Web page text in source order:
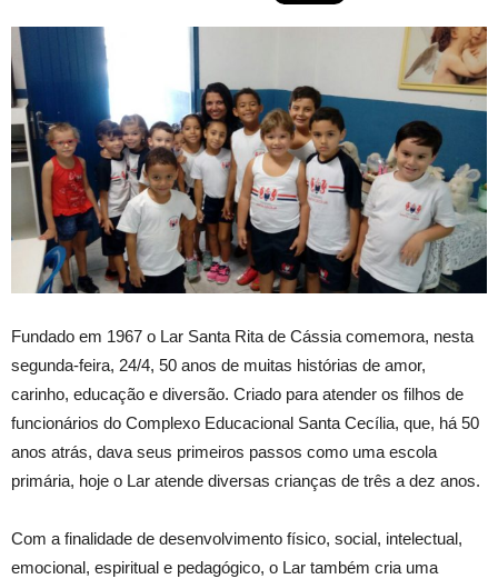
Fundado em 1967 o Lar Santa Rita de Cássia comemora, nesta
segunda-feira, 24/4, 50 anos de muitas histórias de amor,
carinho, educação e diversão. Criado para atender os filhos de
funcionários do Complexo Educacional Santa Cecília, que, há 50
anos atrás, dava seus primeiros passos como uma escola
primária, hoje o Lar atende diversas crianças de três a dez anos.
Com a finalidade de desenvolvimento físico, social, intelectual,
emocional, espiritual e pedagógico, o Lar também cria uma